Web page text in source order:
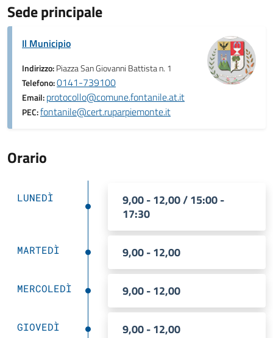
Sede principale
Il Municipio
Indirizzo:Piazza San Giovanni Battista n. 1
Telefono:0141-739100
Email:protocollo@comune.fontanile.at.it
PEC:fontanile@cert.ruparpiemonte.it
Orario
LUNEDÌ
9,00 - 12,00 / 15:00 -
17:30
MARTEDÌ 9,00 - 12,00
MERCOLEDÌ 9,00 - 12,00
GIOVEDÌ 9,00 - 12,00